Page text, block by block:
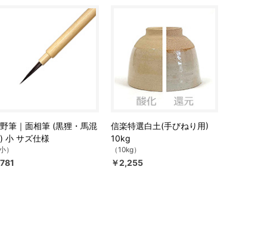
筆｜面相筆 (黒狸・馬混
小 サズ仕様
）
信楽特選白土(手びねり用)
10kg
（10kg）
￥2,255